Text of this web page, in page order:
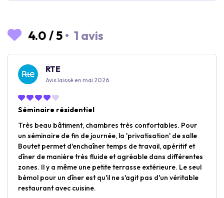
4.0 /5 • 1 avis
RTE
Avis laissé en mai 2026
Séminaire résidentiel
Très beau bâtiment, chambres très confortables. Pour
un séminaire de fin de journée, la 'privatisation' de salle
Boutet permet d'enchaîner temps de travail, apéritif et
dîner de manière très fluide et agréable dans différentes
zones. Il y a même une petite terrasse extérieure. Le seul
bémol pour un dîner est qu'il ne s'agit pas d'un véritable
restaurant avec cuisine.